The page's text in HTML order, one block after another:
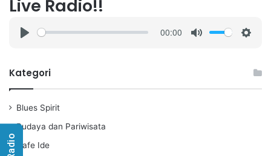
Live Radio!!
a
00:00
Kategori
Blues Spirit
Budaya dan Pariwisata
Cafe Ide